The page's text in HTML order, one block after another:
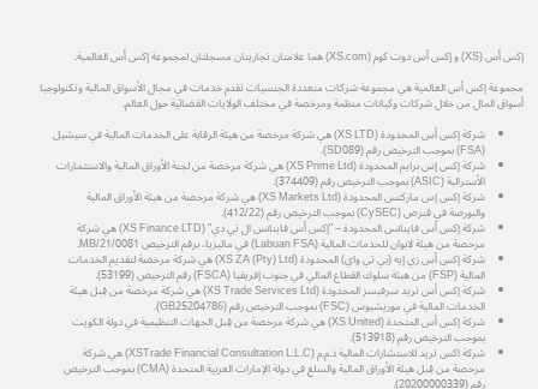
إكس أس (XS) و إكس أس دوت كوم (XS.com) هما علامتان تجاريتان مسجلتان لمجموعة إكس أس العالمية.
مجموعة إكس أس العالمية هي مجموعة شركات متعددة الجنسيات تقدم خدمات في مجال الأسواق المالية وتكنولوجيا
أسواق المال من خلال شركات وكيانات منظمة ومرخصة في مختلف الولايات القضائية حول العالم.
شركة إكس أس المحدودة (XS LTD) هي شركة مرخصة من هيئة الرقابة على الخدمات المالية في سيشيل
(FSA) بموجب الترخيص رقم (SD089).
شركة إكس إس برايم المحدودة (XS Prime Ltd) هي شركة مرخصة من لجنة الأوراق المالية والاستثمارات
الأسترالية (ASIC) بموجب الترخيص رقم (374409).
شركة إكس إس ماركتس المحدودة (XS Markets Ltd) هي شركة مرخصة من هيئة الأوراق المالية
والبورصة في قبرص (CySEC) بموجب الترخيص رقم (412/22).
شركة إكس أس فاينانس المحدودة – "إكس أس فاينانس ال تي دي" (XS Finance LTD) هي شركة
مرخصة من هيئة لابوان للخدمات المالية (Labuan FSA) في ماليزيا، برقم الترخيص MB/21/0081.
شركة إكس أس زي إيه (بي تي واي) المحدودة (XS ZA (Pty) Ltd) هي شركة مرخصة لتقديم الخدمات
المالية (FSP) من هيئة سلوك القطاع المالي في جنوب إفريقيا (FSCA) رقم الترخيص (53199).
شركة إكس أس تريد سرفيسز المحدودة (XS Trade Services Ltd) هي شركة مرخصة من قِبل هيئة
الخدمات المالية في موريشيوس (FSC) بموجب الترخيص رقم (GB25204786).
شركة إكس أس المتحدة (XS United) هي شركة مرخصة من قِبل الجهات التنظيمية في دولة الكويت
بموجب الترخيص رقم (513918).
شركة اكس تريد للاستشارات المالية ذ.م.م (XSTrade Financial Consultation L.L.C) هي شركة
مرخصة من قِبل هيئة الأوراق المالية والسلع في دولة الإمارات العربية المتحدة (CMA) بموجب الترخيص